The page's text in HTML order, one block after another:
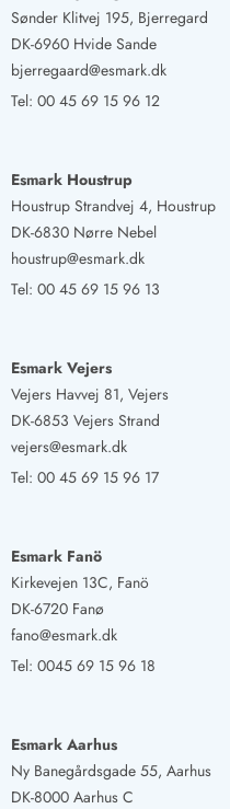
Sønder Klitvej 195, Bjerregard
DK-6960 Hvide Sande
bjerregaard@esmark.dk
Tel: 00 45 69 15 96 12
Esmark Houstrup
Houstrup Strandvej 4, Houstrup
DK-6830 Nørre Nebel
houstrup@esmark.dk
Tel: 00 45 69 15 96 13
Esmark Vejers
Vejers Havvej 81, Vejers
DK-6853 Vejers Strand
vejers@esmark.dk
Tel: 00 45 69 15 96 17
Esmark Fanö
Kirkevejen 13C, Fanö
DK-6720 Fanø
fano@esmark.dk
Tel: 0045 69 15 96 18
Esmark Aarhus
Ny Banegårdsgade 55, Aarhus
DK-8000 Aarhus C